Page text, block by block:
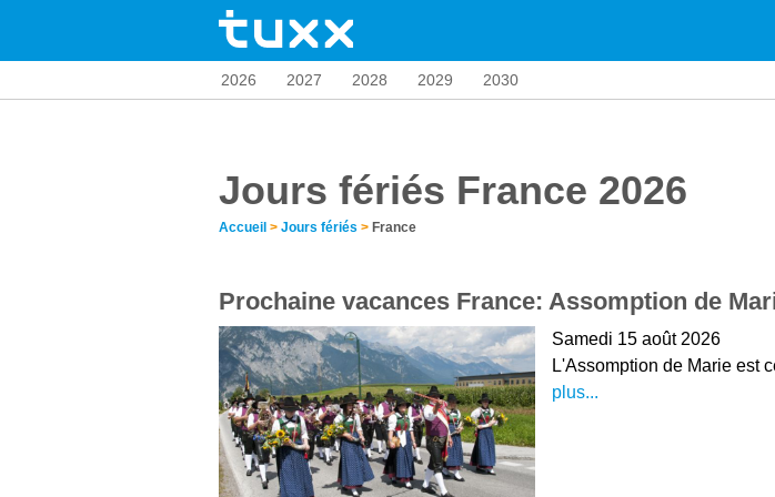
2026 2027 2028 2029 2030
Jours fériés France 2026
Accueil > Jours fériés > France
Prochaine vacances France: Assomption de
Samedi 15 août 2026
L'Assomption de Marie est
plus...